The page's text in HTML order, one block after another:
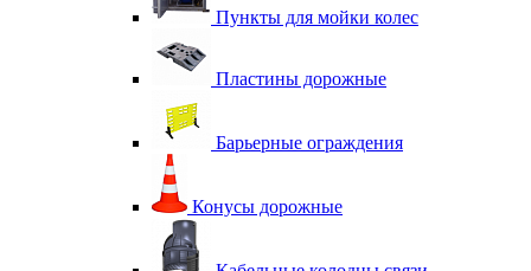
Пункты для мойки колес
Пластины дорожные
Барьерные ограждения
Конусы дорожные